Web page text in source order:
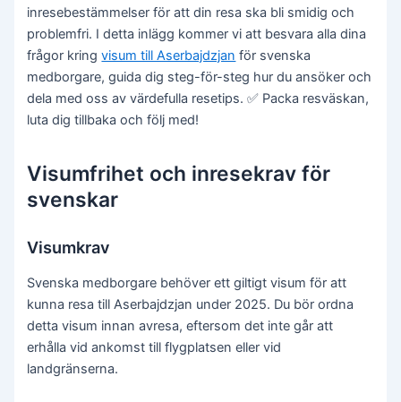
inresebestämmelser för att din resa ska bli smidig och
problemfri. I detta inlägg kommer vi att besvara alla dina
frågor kringvisum till Aserbajdzjan för svenska
medborgare, guida dig steg-för-steg hur du ansöker och
dela med oss av värdefulla resetips. ✅ Packa resväskan,
luta dig tillbaka och följ med!
Visumfrihet och inresekrav för
svenskar
Visumkrav
Svenska medborgare behöver ett giltigt visum för att
kunna resa till Aserbajdzjan under 2025. Du bör ordna
detta visum innan avresa, eftersom det inte går att
erhålla vid ankomst till flygplatsen eller vid
landgränserna.